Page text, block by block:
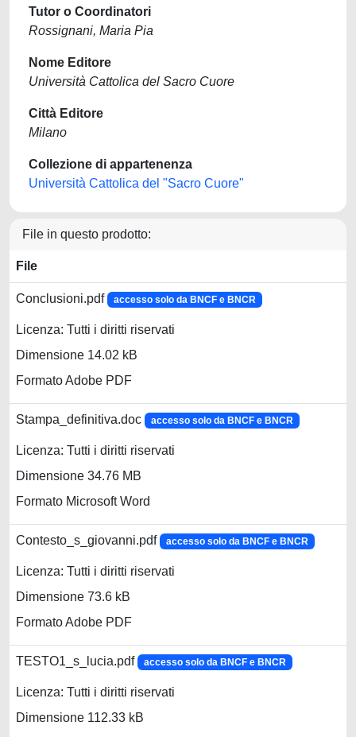
Tutor o Coordinatori
Rossignani, Maria Pia
Nome Editore
Università Cattolica del Sacro Cuore
Città Editore
Milano
Collezione di appartenenza
Università Cattolica del "Sacro Cuore"
File in questo prodotto:
File
Conclusioni.pdf accesso solo da BNCF e BNCR
Licenza: Tutti i diritti riservati
Dimensione 14.02 kB
Formato Adobe PDF
Stampa_definitiva.doc accesso solo da BNCF e BNCR
Licenza: Tutti i diritti riservati
Dimensione 34.76 MB
Formato Microsoft Word
Contesto_s_giovanni.pdf accesso solo da BNCF e BNCR
Licenza: Tutti i diritti riservati
Dimensione 73.6 kB
Formato Adobe PDF
TESTO1_s_lucia.pdf accesso solo da BNCF e BNCR
Licenza: Tutti i diritti riservati
Dimensione 112.33 kB